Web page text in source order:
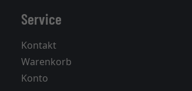
Service
Kontakt
Warenkorb
Konto